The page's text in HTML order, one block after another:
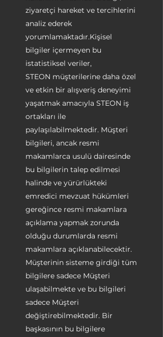
ziyaretçi hareket ve tercihlerini
analiz ederek
yorumlamaktadır.Kişisel
bilgiler içermeyen bu
istatistiksel veriler,
STEON müşterilerine daha özel
ve etkin bir alışveriş deneyimi
yaşatmak amacıyla STEON iş
ortakları ile
paylaşılabilmektedir. Müşteri
bilgileri, ancak resmi
makamlarca usulü dairesinde
bu bilgilerin talep edilmesi
halinde ve yürürlükteki
emredici mevzuat hükümleri
gereğince resmi makamlara
açıklama yapmak zorunda
olduğu durumlarda resmi
makamlara açıklanabilecektir.
Müşterinin sisteme girdiği tüm
bilgilere sadece Müşteri
ulaşabilmekte ve bu bilgileri
sadece Müşteri
değiştirebilmektedir. Bir
başkasının bu bilgilere